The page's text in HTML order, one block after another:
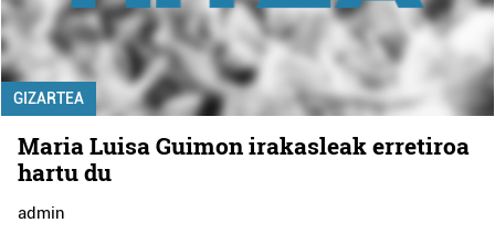
GIZARTEA
Maria Luisa Guimon irakasleak erretiroa
hartu du
admin